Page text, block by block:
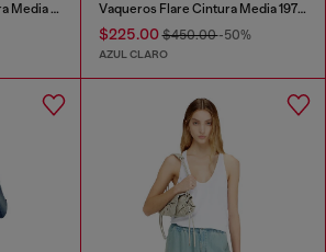
Vaqueros Relaxed Cintura Media 1997 D-Enim-M Vaqueros Flare Cintura Media 1978 D-Akemi
$225.00$450.00-50%
AZUL CLARO